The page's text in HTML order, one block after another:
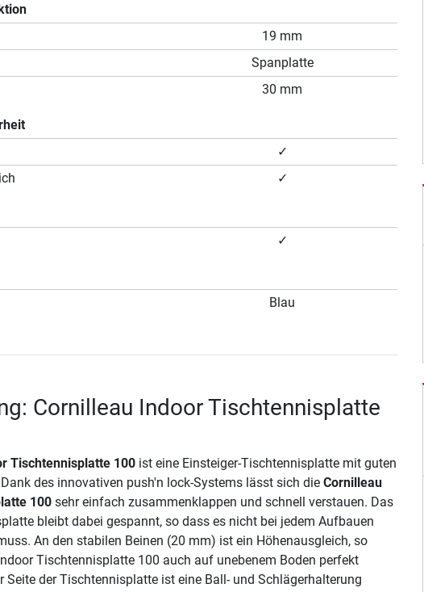
19 mm
Spanplatte
30 mm
✓
✓
✓
Blau
Cornilleau Indoor Tischtennisplatte
Tischtennisplatte 100ist eine Einsteiger-Tischtennisplatte mit guten
des innovativen push'n lock-Systems lässt sich die Cornilleau
100sehr einfach zusammenklappen und schnell verstauen. Das
bleibt dabei gespannt, so dass es nicht bei jedem Aufbauen
An den stabilen Beinen (20 mm) ist ein Höhenausgleich, so
Tischtennisplatte 100 auch auf unebenem Boden perfekt
Seite der Tischtennisplatte ist eine Ball- und Schlägerhalterung